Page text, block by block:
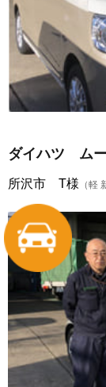
ダイハツ ム
所沢市 T様 （軽